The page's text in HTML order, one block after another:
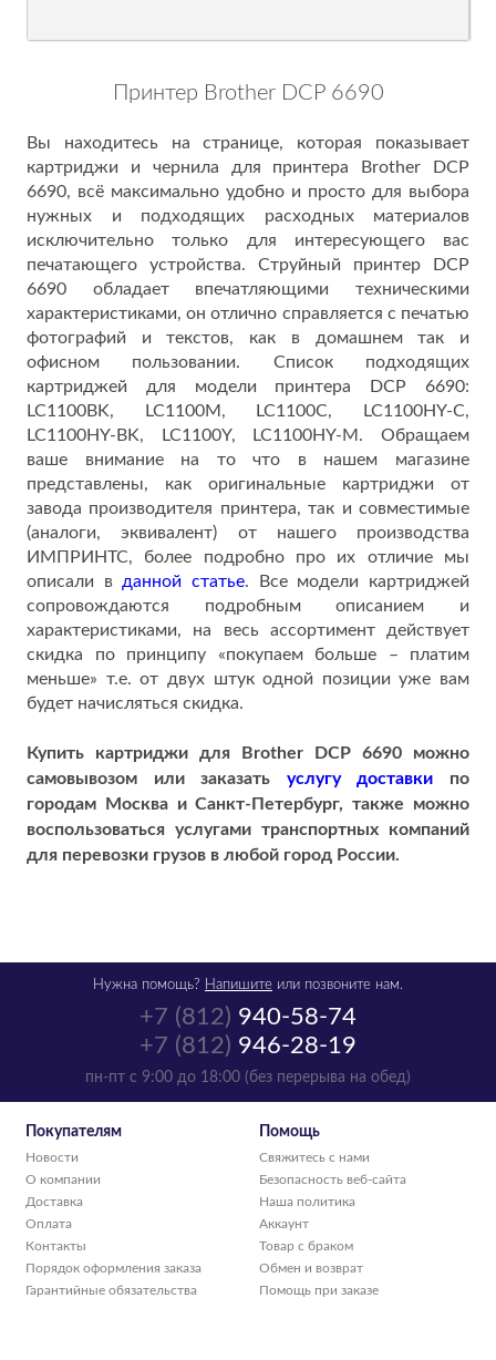
Принтер Brother DCP 6690
Вы находитесь на странице, которая показывает
картриджи и чернила для принтера Brother DCP
6690, всё максимально удобно и просто для выбора
нужных и подходящих расходных материалов
исключительно только для интересующего вас
печатающего устройства. Струйный принтер DCP
6690 обладает впечатляющими техническими
характеристиками, он отлично справляется с печатью
фотографий и текстов, как в домашнем так и
офисном пользовании. Список подходящих
картриджей для модели принтера DCP 6690:
LC1100BK, LC1100M, LC1100C, LC1100HY-C,
LC1100HY-BK, LC1100Y, LC1100HY-M. Обращаем
ваше внимание на то что в нашем магазине
представлены, как оригинальные картриджи от
завода производителя принтера, так и совместимые
(аналоги, эквивалент) от нашего производства
ИМПРИНТС, более подробно про их отличие мы
описали в данной статье. Все модели картриджей
сопровождаются подробным описанием и
характеристиками, на весь ассортимент действует
скидка по принципу «покупаем больше – платим
меньше» т.е. от двух штук одной позиции уже вам
будет начисляться скидка.
Купить картриджи для Brother DCP 6690 можно
самовывозом или заказать услугу доставки по
городам
Москва и Санкт-Петербург, также можно
воспользоваться услугами транспортных компаний
для перевозки грузов в любой город России.
+7 (812) 940-58-74
+7 (812) 946-28-19
пн-пт с 9:00 до 18:00 (без перерыва на обед)
Нужна помощь? Напишите или позвоните нам.
Покупателям
Новости
О компании
Доставка
Оплата
Контакты
Порядок оформления заказа
Гарантийные обязательства
Помощь
Свяжитесь с нами
Безопасность веб-сайта
Наша политика
Аккаунт
Товар с браком
Обмен и возврат
Помощь при заказе